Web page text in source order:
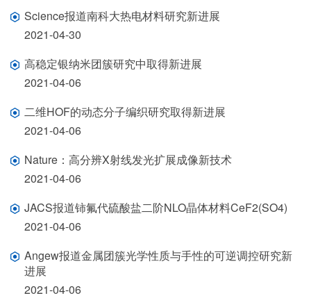
Science报道南科大热电材料研究新进展
2021-04-30
高稳定银纳米团簇研究中取得新进展
2021-04-06
二维HOF的动态分子编织研究取得新进展
2021-04-06
Nature：高分辨X射线发光扩展成像新技术
2021-04-06
JACS报道铈氟代硫酸盐二阶NLO晶体材料CeF2(SO4)
2021-04-06
Angew报道金属团簇光学性质与手性的可逆调控研究新
进展
2021-04-06